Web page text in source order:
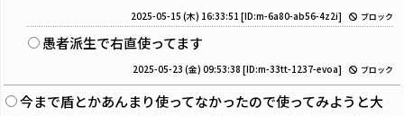
2025-05-15 (木) 16:33:51 [ID:m-6a80-ab56-4z2i] ブロック
愚者派生で右直使ってます
2025-05-23 (金) 09:53:38 [ID:m-33tt-1237-evoa] ブロック
今まで盾とかあんまり使ってなかったので使ってみようと大